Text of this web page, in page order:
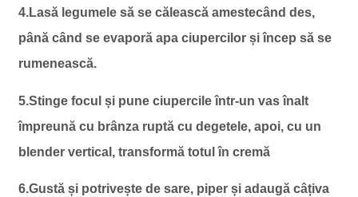
4.Lasă legumele să se călească amestecând des,
până când se evaporă apa ciupercilor și încep să se
rumenească.
5.Stinge focul și pune ciupercile într-un vas înalt
împreună cu brânza ruptă cu degetele, apoi, cu un
blender vertical, transformă totul în cremă
6.Gustă și potrivește de sare, piper și adaugă câțiva